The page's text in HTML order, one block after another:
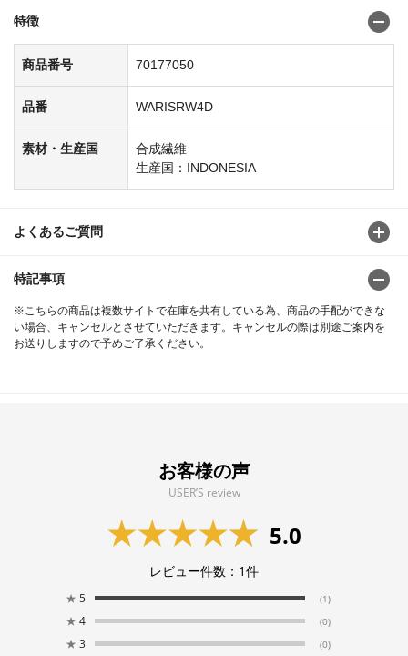
特徴
商品番号 70177050
品番 WARISRW4D
素材・生産国
合成繊維
生産国：INDONESIA
よくあるご質問
特記事項
※こちらの商品は複数サイトで在庫を共有している為、商品の手配ができな
い場合、キャンセルとさせていただきます。キャンセルの際は別途ご案内を
お送りしますので予めご了承ください。
お客様の声
USER’S review
5.0
レビュー件数： 1件
★ 5 (1)
★ 4 (0)
★ 3 (0)